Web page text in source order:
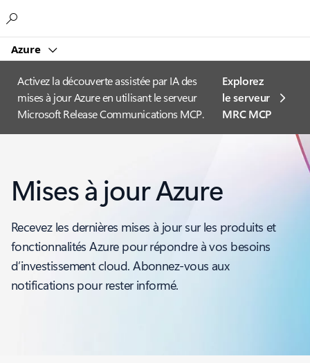
Azure
Activez la découverte assistée par IA des
mises à jour Azure en utilisant le serveur
Microsoft Release Communications MCP.
Explorez
le serveur
MRC MCP
Mises à jour Azure
Recevez les dernières mises à jour sur les produits et
fonctionnalités Azure pour répondre à vos besoins
d’investissement cloud. Abonnez-vous aux
notifications pour rester informé.